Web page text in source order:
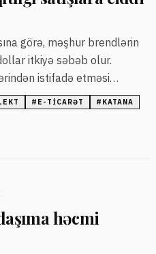
görə, məşhur brendlərin
itkiyə səbəb olur.
istifadə etməsi
# E-TICARƏT # KATANA
həcmi